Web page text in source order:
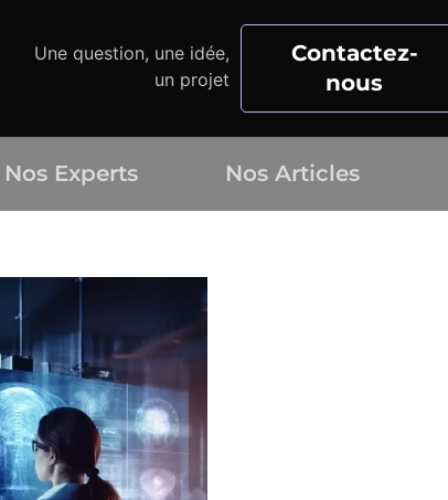
Une question, une idée,
un projet
Contactez-
nous
Nos Experts Nos Articles